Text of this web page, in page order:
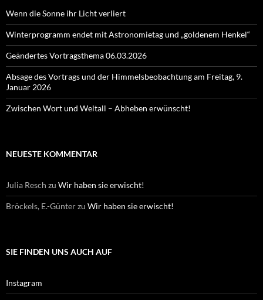
Wenn die Sonne ihr Licht verliert
Winterprogramm endet mit Astronomietag und „goldenem Henkel“
Geändertes Vortragsthema 06.03.2026
Absage des Vortrags und der Himmelsbeobachtung am Freitag, 9.
Januar 2026
Zwischen Wort und Weltall – Abheben erwünscht!
NEUESTE KOMMENTAR
Julia Resch zu Wir haben sie erwischt!
Bröckels, E.-Günterzu Wir haben sie erwischt!
SIE FINDEN UNS AUCH AUF
Instagram